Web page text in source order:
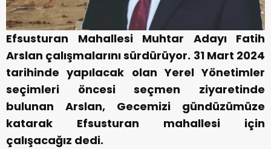
Efsusturan Mahallesi Muhtar Adayı Fatih
Arslan çalışmalarını sürdürüyor. 31 Mart 2024
tarihinde yapılacak olan Yerel Yönetimler
seçimleri öncesi seçmen ziyaretinde
bulunan Arslan, Gecemizi gündüzümüze
katarak Efsusturan mahallesi için
çalışacağız dedi.